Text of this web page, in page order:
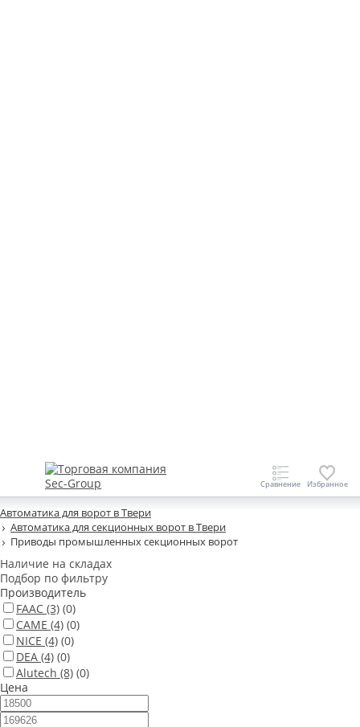
Автоматика для ворот в Твери
Автоматика для секционных ворот в Твери
Приводы промышленных секционных ворот
Наличие на складах
Подбор по фильтру
Производитель
FAAC (3) (0)
CAME (4) (0)
NICE (4) (0)
DEA (4) (0)
Alutech (8) (0)
Цена